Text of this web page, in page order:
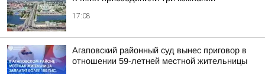
17:08
Агаповский районный суд вынес приговор в
отношении 59-летней местной жительницы